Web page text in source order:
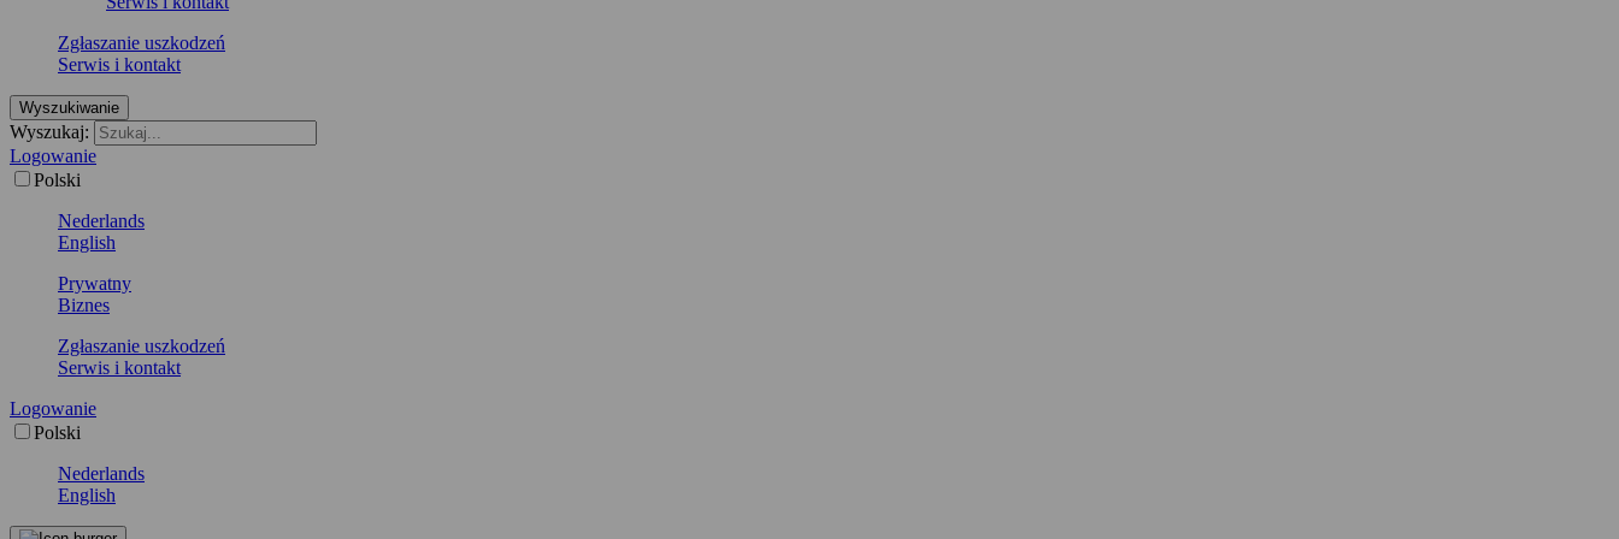
Zgłaszanie uszkodzeń
Serwis i kontakt
Wyszukiwanie
Wyszukaj:
Logowanie
Polski
Nederlands
English
Prywatny
Biznes
Zgłaszanie uszkodzeń
Serwis i kontakt
Logowanie
Polski
Nederlands
English